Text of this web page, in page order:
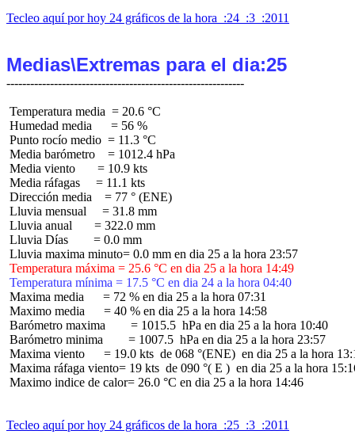
Tecleo aquí por hoy 24 gráficos de la hora  :24  :3  :2011
Medias\Extremas para el dia:25
Temperatura media  = 20.6 °C
Humedad media      = 56 %
Punto rocío medio  = 11.3 °C
Media barómetro    = 1012.4 hPa
Media viento       = 10.9 kts
Media ráfagas     = 11.1 kts
Dirección media    = 77 ° (ENE)
Lluvia mensual     = 31.8 mm
Lluvia anual       = 322.0 mm
Lluvia Días        = 0.0 mm
Temperatura máxima = 25.6 °C en dia 25 a la hora 14:49
Temperatura mínima = 17.5 °C en dia 24 a la hora 04:40
Maxima media      = 72 % en dia 25 a la hora 07:31
Maximo media      = 40 % en dia 25 a la hora 14:58
Barómetro maxima        = 1015.5  hPa en dia 25 a la hora 10:40
Barómetro minima        = 1007.5  hPa en dia 25 a la hora 23:57
Maxima viento      = 19.0 kts  de 068 °(ENE)  en dia 25 a la hora
Maxima ráfaga viento= 19 kts  de 090 °( E )  en dia 25 a la hora
Maximo indice de calor= 26.0 °C en dia 25 a la hora 14:46
Tecleo aquí por hoy 24 gráficos de la hora  :25  :3  :2011